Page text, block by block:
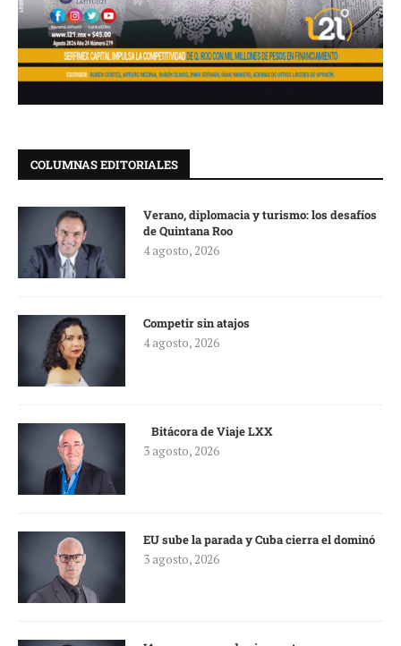
COLUMNAS EDITORIALES
Verano, diplomacia y turismo: los desafíos
de Quintana Roo
4 agosto, 2026
Competir sin atajos
4 agosto, 2026
Bitácora de Viaje LXX
3 agosto, 2026
EU sube la parada y Cuba cierra el dominó
3 agosto, 2026